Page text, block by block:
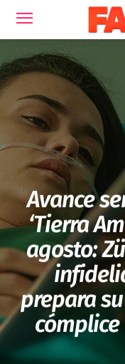
Avance
‘Tierra
agosto:
prepara